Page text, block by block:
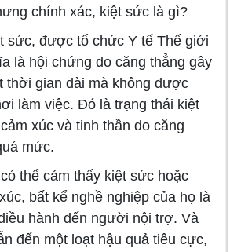
chính xác, kiệt sức là gì?
sức, được tổ chức Y tế Thế giới
là hội chứng do căng thẳng gây
thời gian dài mà không được
làm việc. Đó là trạng thái kiệt
xúc và tinh thần do căng
mức.
thể cảm thấy kiệt sức hoặc
bất kể nghề nghiệp của họ là
hành đến người nội trợ. Và
đến một loạt hậu quả tiêu cực,